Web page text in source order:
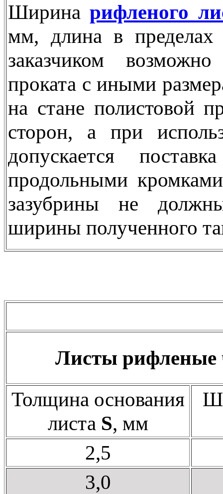
Ширинарифленого
мм, длина в
заказчиком
проката с иными
на стане полистовой
сторон, а при
допускается
продольными
зазубрины не
ширины полученного
Листы рифленые
Толщина основания
листа S, мм
2,5
3,0